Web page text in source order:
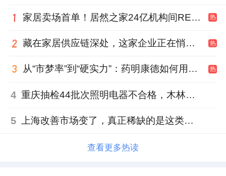
家居卖场首单！居然之家24亿机构间REITs获深交所无异议函 热
藏在家居供应链深处，这家企业正在悄悄转型 热
从“市梦率”到“硬实力”：药明康德如何用业绩填平2021年估值鸿沟？ 热
4 重庆抽检44批次照明电器不合格，木林森全资子公司被点名
5 上海改善市场变了，真正稀缺的是这类社区
查看更多热读